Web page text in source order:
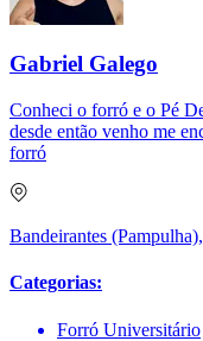
Gabriel Galego
Conheci o forró e o Pé
desde então venho me
forró
Bandeirantes
Categorias:
Forró Universitário